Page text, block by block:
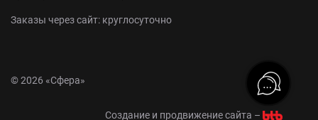
Заказы через сайт: круглосуточно
© 2026 «Сфера»
Создание и продвижение сайта –